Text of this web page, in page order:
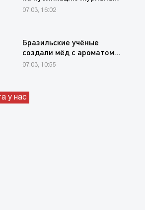
07.03, 16:02
Бразильские учёные
создали мёд с ароматом…
07.03, 10:55
у нас